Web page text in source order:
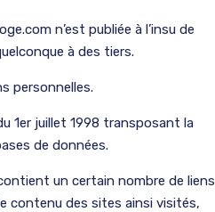
n’est publiée à l’insu de
à des tiers.
personnelles.
1er juillet 1998 transposant la
de données.
un certain nombre de liens
contenu des sites ainsi visités,